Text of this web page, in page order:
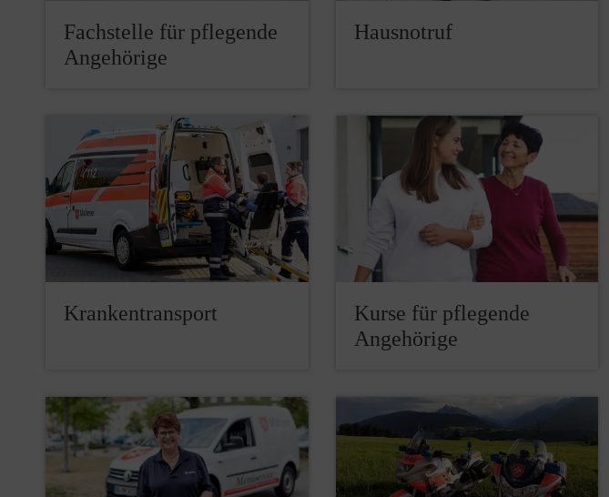
Fachstelle für pflegende
Angehörige
Hausnotruf
Krankentransport
Kurse für pflegende
Angehörige